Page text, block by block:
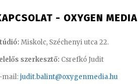
- OXYGEN MEDIA
Miskolc, Széchenyi utca 22.
szerkesztő: Csrefkó Judit
mail:judit.balint@oxygenmedia.hu